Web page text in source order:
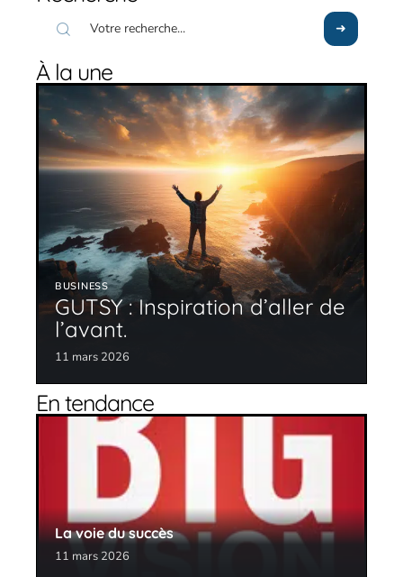
À la une
BUSINESS
GUTSY : Inspiration d’aller de
l’avant.
11 mars 2026
En tendance
La voie du succès
11 mars 2026